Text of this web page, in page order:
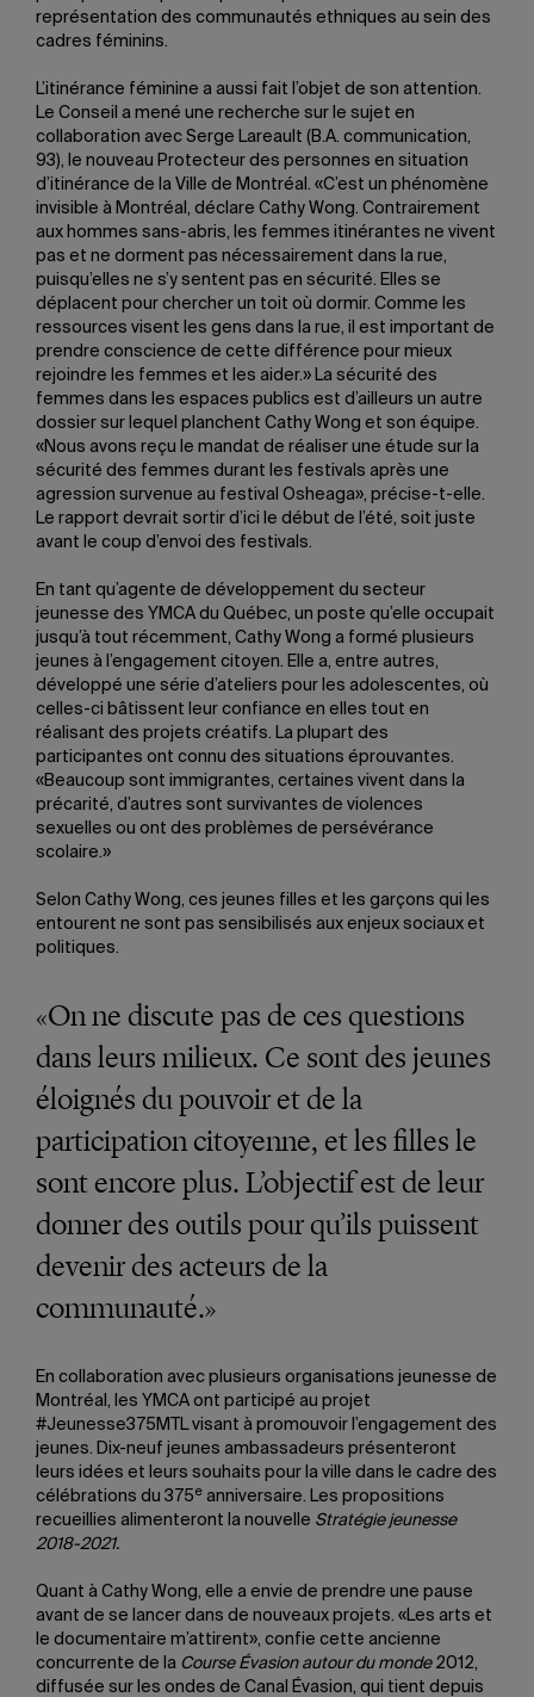
représentation des communautés ethniques au sein des
cadres féminins.
L’itinérance féminine a aussi fait l’objet de son attention.
Le Conseil a mené une recherche sur le sujet en
collaboration avec Serge Lareault (B.A. communication,
93), le nouveau Protecteur des personnes en situation
d’itinérance de la Ville de Montréal. «C’est un phénomène
invisible à Montréal, déclare Cathy Wong. Contrairement
aux hommes sans-abris, les femmes itinérantes ne vivent
pas et ne dorment pas nécessairement dans la rue,
puisqu’elles ne s’y sentent pas en sécurité. Elles se
déplacent pour chercher un toit où dormir. Comme les
ressources visent les gens dans la rue, il est important de
prendre conscience de cette différence pour mieux
rejoindre les femmes et les aider.» La sécurité des
femmes dans les espaces publics est d’ailleurs un autre
dossier sur lequel planchent Cathy Wong et son équipe.
«Nous avons reçu le mandat de réaliser une étude sur la
sécurité des femmes durant les festivals après une
agression survenue au festival Osheaga», précise-t-elle.
Le rapport devrait sortir d’ici le début de l’été, soit juste
avant le coup d’envoi des festivals.
En tant qu’agente de développement du secteur
jeunesse des YMCA du Québec, un poste qu’elle occupait
jusqu’à tout récemment, Cathy Wong a formé plusieurs
jeunes à l’engagement citoyen. Elle a, entre autres,
développé une série d’ateliers pour les adolescentes, où
celles-ci bâtissent leur confiance en elles tout en
réalisant des projets créatifs. La plupart des
participantes ont connu des situations éprouvantes.
«Beaucoup sont immigrantes, certaines vivent dans la
précarité, d’autres sont survivantes de violences
sexuelles ou ont des problèmes de persévérance
scolaire.»
Selon Cathy Wong, ces jeunes filles et les garçons qui les
entourent ne sont pas sensibilisés aux enjeux sociaux et
politiques.
«On ne discute pas de ces questions
dans leurs milieux. Ce sont des jeunes
éloignés du pouvoir et de la
participation citoyenne, et les filles le
sont encore plus. L’objectif est de leur
donner des outils pour qu’ils puissent
devenir des acteurs de la
communauté.»
En collaboration avec plusieurs organisations jeunesse de
Montréal, les YMCA ont participé au projet
#Jeunesse375MTL visant à promouvoir l’engagement des
jeunes. Dix-neuf jeunes ambassadeurs présenteront
leurs idées et leurs souhaits pour la ville dans le cadre des
célébrations du 375 e anniversaire. Les propositions
recueillies alimenteront la nouvelle Stratégie jeunesse
2018-2021.
Quant à Cathy Wong, elle a envie de prendre une pause
avant de se lancer dans de nouveaux projets. «Les arts et
le documentaire m’attirent», confie cette ancienne
concurrente de la Course Évasion autour du monde2012,
diffusée sur les ondes de Canal Évasion, qui tient depuis